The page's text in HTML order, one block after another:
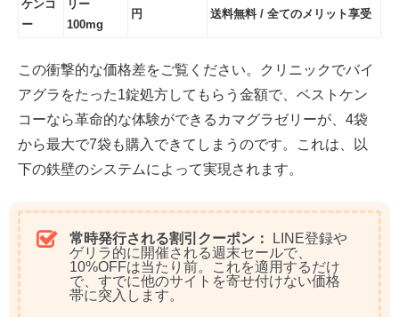
ケンコ
ー
リー
100mg
円
送料無料 / 全てのメリット享受
この衝撃的な価格差をご覧ください。クリニックでバイ
アグラをたった1錠処方してもらう金額で、 ベストケン
コーなら革命的な体験ができるカマグラゼリーが、4袋
から最大で7袋も購入できてしまう のです。これは、以
下の鉄壁のシステムによって実現されます。
常時発行される割引クーポン：
LINE登録や
ゲリラ的に開催される週末セールで、
10%OFFは当たり前。
これを適用するだけ
で、すでに他のサイトを寄せ付けない価格
帯に突入します。